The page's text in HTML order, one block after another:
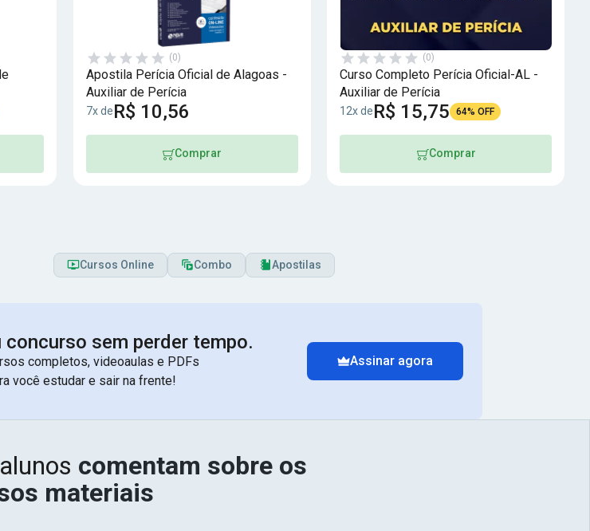
(0)
Apostila Perícia Oficial de Alagoas -
Auxiliar de Perícia
7x deR$ 10,56
Comprar
(0)
Curso Completo Perícia Oficial-AL -
Auxiliar de Perícia
12x deR$ 15,75 64% OFF
Comprar
Cursos Online Combo Apostilas
concurso sem perder tempo.
completos, videoaulas e PDFs
você estudar e sair na frente!
Assinar agora
comentam sobre os
materiais